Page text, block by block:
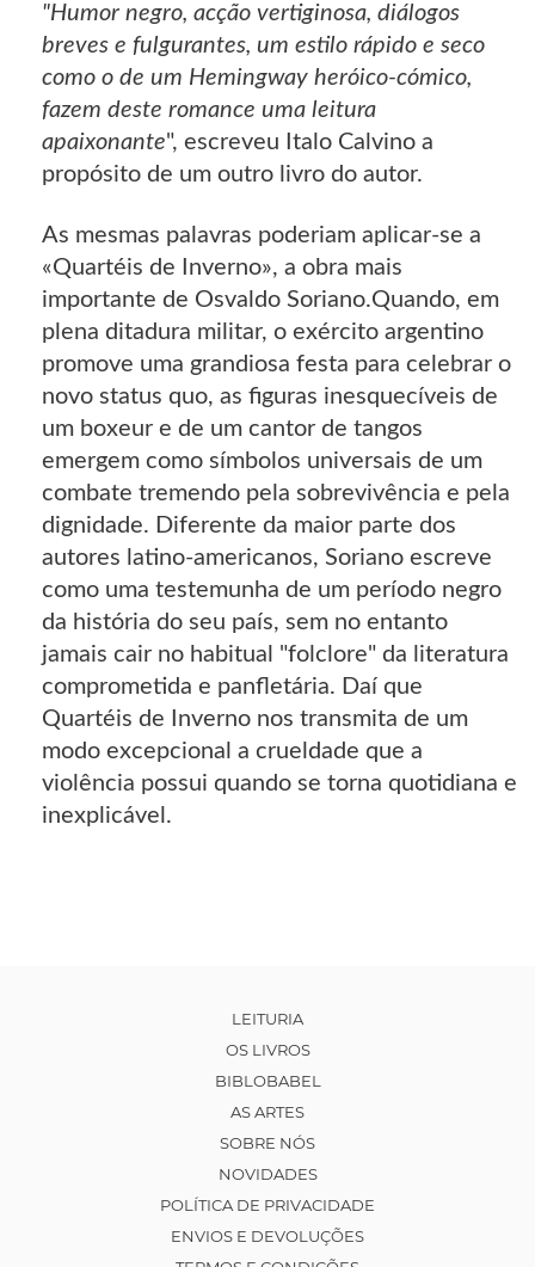
"Humor negro, acção vertiginosa, diálogos
breves e fulgurantes, um estilo rápido e seco
como o de um Hemingway heróico-cómico,
fazem deste romance uma leitura
apaixonante", escreveu Italo Calvino a
propósito de um outro livro do autor.
As mesmas palavras poderiam aplicar-se a
«Quartéis de Inverno», a obra mais
importante de Osvaldo Soriano.Quando, em
plena ditadura militar, o exército argentino
promove uma grandiosa festa para celebrar o
novo status quo, as figuras inesquecíveis de
um boxeur e de um cantor de tangos
emergem como símbolos universais de um
combate tremendo pela sobrevivência e pela
dignidade. Diferente da maior parte dos
autores latino-americanos, Soriano escreve
como uma testemunha de um período negro
da história do seu país, sem no entanto
jamais cair no habitual "folclore" da literatura
comprometida e panfletária. Daí que
Quartéis de Inverno nos transmita de um
modo excepcional a crueldade que a
violência possui quando se torna quotidiana e
inexplicável.
LEITURIA
OS LIVROS
BIBLOBABEL
AS ARTES
SOBRE NÓS
NOVIDADES
POLÍTICA DE PRIVACIDADE
ENVIOS E DEVOLUÇÕES